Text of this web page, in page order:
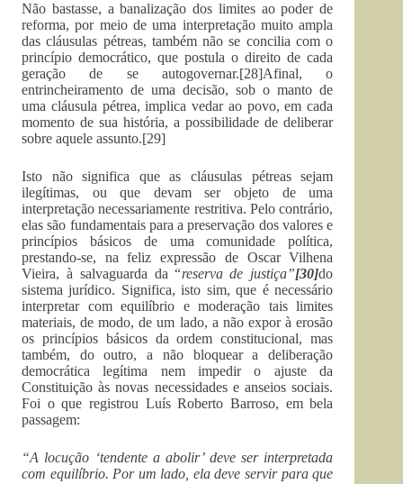
Não bastasse, a banalização dos limites ao poder de
reforma, por meio de uma interpretação muito ampla
das cláusulas pétreas, também não se concilia com o
princípio democrático, que postula o direito de cada
geração de se autogovernar.[28]Afinal, o
entrincheiramento de uma decisão, sob o manto de
uma cláusula pétrea, implica vedar ao povo, em cada
momento de sua história, a possibilidade de deliberar
sobre aquele assunto.[29]
Isto não significa que as cláusulas pétreas sejam
ilegítimas, ou que devam ser objeto de uma
interpretação necessariamente restritiva. Pelo contrário,
elas são fundamentais para a preservação dos valores e
princípios básicos de uma comunidade política,
prestando-se, na feliz expressão de Oscar Vilhena
Vieira, à salvaguarda da “reserva de justiça”[30]do
sistema jurídico. Significa, isto sim, que é necessário
interpretar com equilíbrio e moderação tais limites
materiais, de modo, de um lado, a não expor à erosão
os princípios básicos da ordem constitucional, mas
também, do outro, a não bloquear a deliberação
democrática legítima nem impedir o ajuste da
Constituição às novas necessidades e anseios sociais.
Foi o que registrou Luís Roberto Barroso, em bela
passagem:
“A locução ‘tendente a abolir’ deve ser interpretada
com equilíbrio. Por um lado, ela deve servir para que